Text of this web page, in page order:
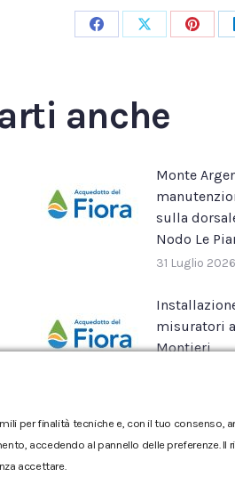
CondividiCondividi
anche
Monte
sulla
Nodo Le
31 Luglio 2026
misuratori
Montieri
per finalità tecniche e, con il tuo
accedendo al pannello delle preferenze.
accettare.